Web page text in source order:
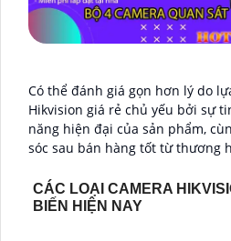
Có thể đánh giá gọn hơn lý do
Hikvision giá rẻ chủ yếu bởi sự
năng hiện đại của sản phẩm,
sóc sau bán hàng tốt từ thương
CÁC LOẠI CAMERA
BIẾN HIỆN NAY